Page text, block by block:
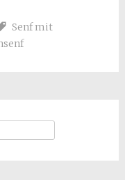
Senf mit